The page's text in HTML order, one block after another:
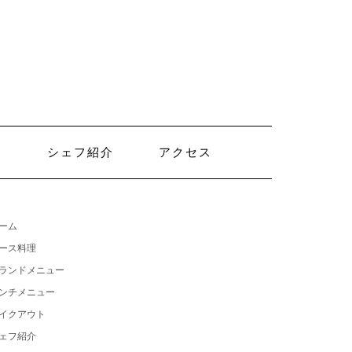
シェフ紹介 アクセス
ム
ス料理
ンドメニュー
チメニュー
クアウト
フ紹介